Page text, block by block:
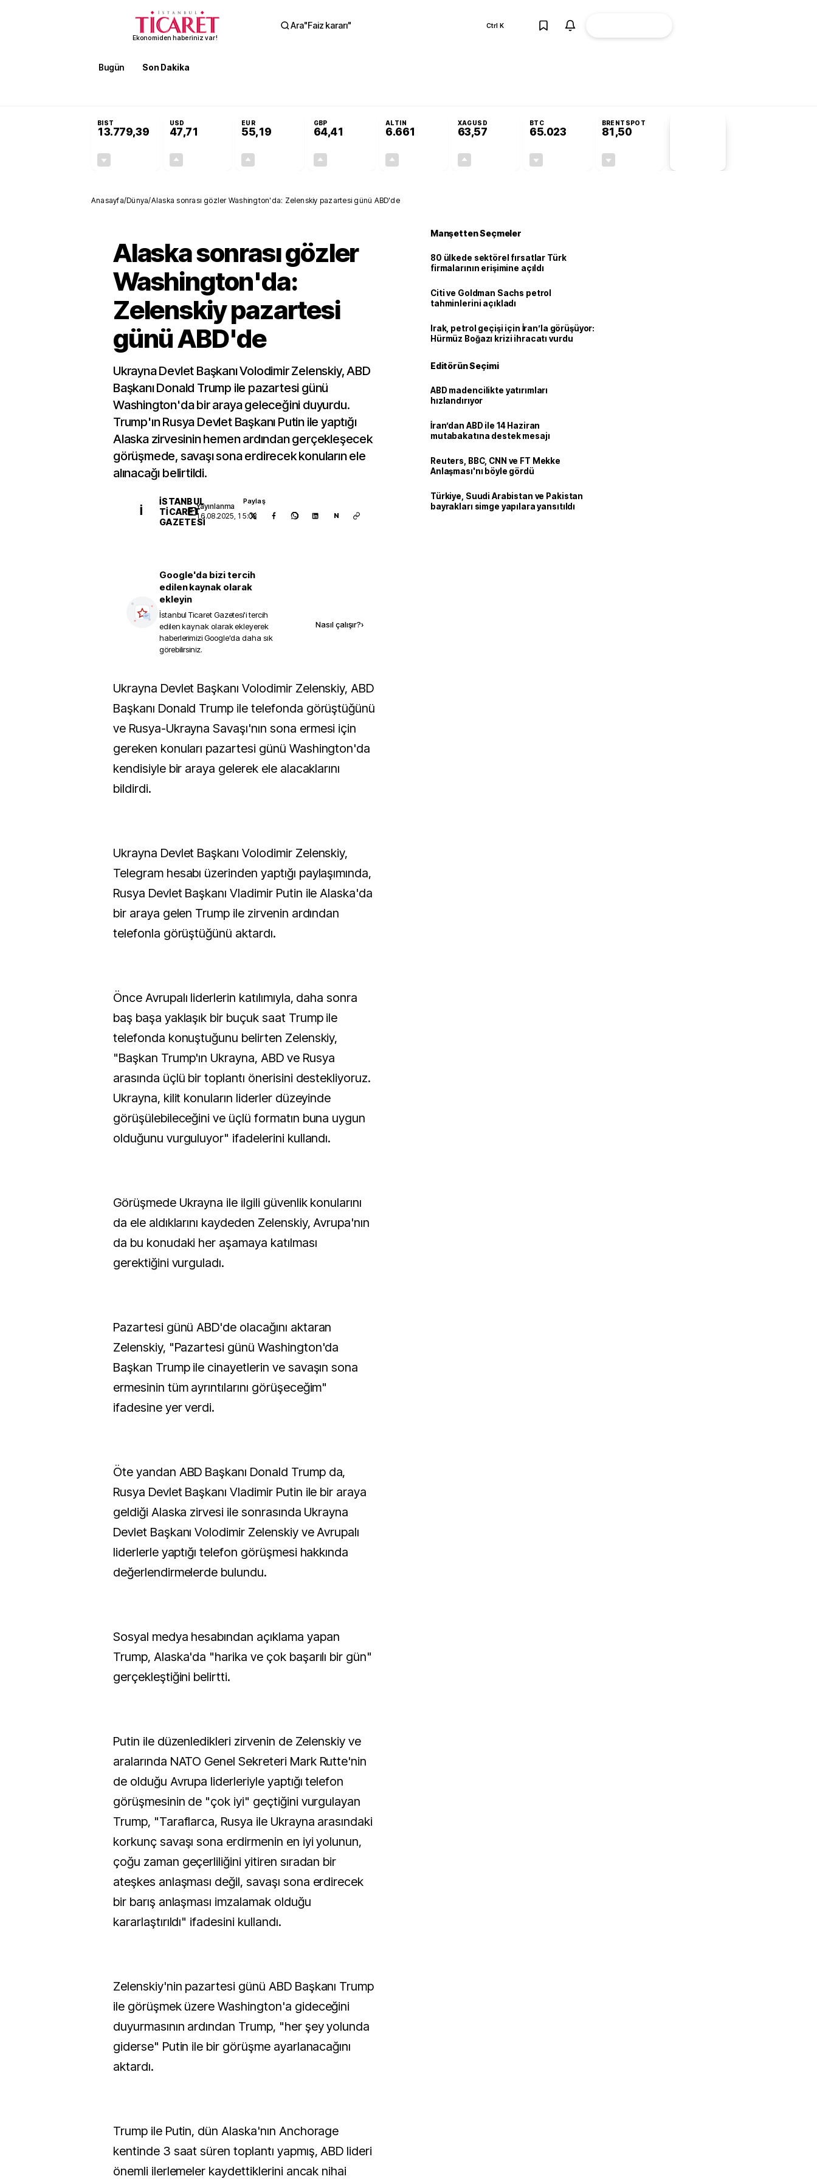
Ekonomiden haberiniz var!
Ara"Faiz kararı" Ctrl K
Bugün Son Dakika
BIST
13.779,39
USD
47,71
EUR
55,19
GBP
64,41
ALTIN
6.661
XAGUSD
63,57
BTC
65.023
BRENTSPOT
81,50
Anasayfa/Dünya/Alaska sonrası gözler Washington'da: Zelenskiy pazartesi günü ABD'de
Alaska sonrası gözler
Washington'da:
Zelenskiy pazartesi
günü ABD'de
Ukrayna Devlet Başkanı Volodimir Zelenskiy, ABD
Başkanı Donald Trump ile pazartesi günü
Washington'da bir araya geleceğini duyurdu.
Trump'ın Rusya Devlet Başkanı Putin ile yaptığı
Alaska zirvesinin hemen ardından gerçekleşecek
görüşmede, savaşı sona erdirecek konuların ele
alınacağı belirtildi.
İ
İSTANBUL
TICARET
GAZETESI
Yayınlanma
16.08.2025, 15:08
Paylaş
N
Google'da bizi tercih
edilen kaynak olarak
ekleyin
İstanbul Ticaret Gazetesi'i tercih
edilen kaynak olarak ekleyerek
haberlerimizi Google'da daha sık
görebilirsiniz.
Nasıl çalışır?›
Ukrayna Devlet Başkanı Volodimir Zelenskiy, ABD
Başkanı Donald Trump ile telefonda görüştüğünü
ve Rusya-Ukrayna Savaşı'nın sona ermesi için
gereken konuları pazartesi günü Washington'da
kendisiyle bir araya gelerek ele alacaklarını
bildirdi.
Ukrayna Devlet Başkanı Volodimir Zelenskiy,
Telegram hesabı üzerinden yaptığı paylaşımında,
Rusya Devlet Başkanı Vladimir Putin ile Alaska'da
bir araya gelen Trump ile zirvenin ardından
telefonla görüştüğünü aktardı.
Önce Avrupalı liderlerin katılımıyla, daha sonra
baş başa yaklaşık bir buçuk saat Trump ile
telefonda konuştuğunu belirten Zelenskiy,
"Başkan Trump'ın Ukrayna, ABD ve Rusya
arasında üçlü bir toplantı önerisini destekliyoruz.
Ukrayna, kilit konuların liderler düzeyinde
görüşülebileceğini ve üçlü formatın buna uygun
olduğunu vurguluyor" ifadelerini kullandı.
Görüşmede Ukrayna ile ilgili güvenlik konularını
da ele aldıklarını kaydeden Zelenskiy, Avrupa'nın
da bu konudaki her aşamaya katılması
gerektiğini vurguladı.
Pazartesi günü ABD'de olacağını aktaran
Zelenskiy, "Pazartesi günü Washington'da
Başkan Trump ile cinayetlerin ve savaşın sona
ermesinin tüm ayrıntılarını görüşeceğim"
ifadesine yer verdi.
Öte yandan ABD Başkanı Donald Trump da,
Rusya Devlet Başkanı Vladimir Putin ile bir araya
geldiği Alaska zirvesi ile sonrasında Ukrayna
Devlet Başkanı Volodimir Zelenskiy ve Avrupalı
liderlerle yaptığı telefon görüşmesi hakkında
değerlendirmelerde bulundu.
Sosyal medya hesabından açıklama yapan
Trump, Alaska'da "harika ve çok başarılı bir gün"
gerçekleştiğini belirtti.
Putin ile düzenledikleri zirvenin de Zelenskiy ve
aralarında NATO Genel Sekreteri Mark Rutte'nin
de olduğu Avrupa liderleriyle yaptığı telefon
görüşmesinin de "çok iyi" geçtiğini vurgulayan
Trump, "Taraflarca, Rusya ile Ukrayna arasındaki
korkunç savaşı sona erdirmenin en iyi yolunun,
çoğu zaman geçerliliğini yitiren sıradan bir
ateşkes anlaşması değil, savaşı sona erdirecek
bir barış anlaşması imzalamak olduğu
kararlaştırıldı" ifadesini kullandı.
Zelenskiy'nin pazartesi günü ABD Başkanı Trump
ile görüşmek üzere Washington'a gideceğini
duyurmasının ardından Trump, "her şey yolunda
giderse" Putin ile bir görüşme ayarlanacağını
aktardı.
Trump ile Putin, dün Alaska'nın Anchorage
kentinde 3 saat süren toplantı yapmış, ABD lideri
önemli ilerlemeler kaydettiklerini ancak nihai
Manşetten Seçmeler
80 ülkede sektörel fırsatlar Türk
firmalarının erişimine açıldı
Citi ve Goldman Sachs petrol
tahminlerini açıkladı
Irak, petrol geçişi için İran’la görüşüyor:
Hürmüz Boğazı krizi ihracatı vurdu
Editörün Seçimi
ABD madencilikte yatırımları
hızlandırıyor
İran’dan ABD ile 14 Haziran
mutabakatına destek mesajı
Reuters, BBC, CNN ve FT Mekke
Anlaşması'nı böyle gördü
Türkiye, Suudi Arabistan ve Pakistan
bayrakları simge yapılara yansıtıldı